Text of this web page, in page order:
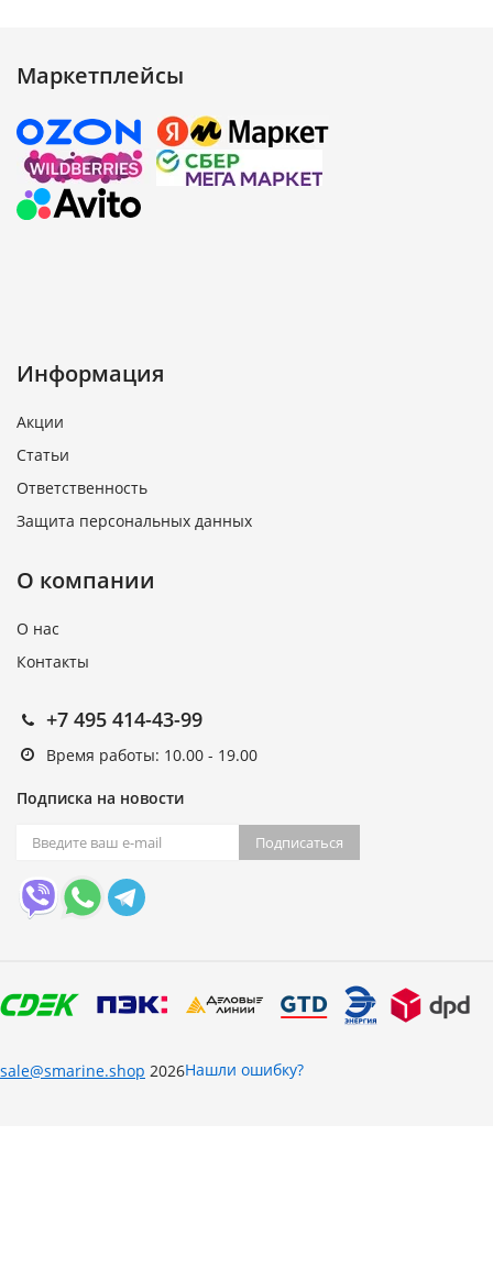
Маркетплейсы
Информация
Акции
Статьи
Ответственность
Защита персональных данных
О компании
О нас
Контакты
+7 495 414-43-99
Время работы: 10.00 - 19.00
Подписка на новости
Подписаться
sale@smarine.shop 2026Нашли ошибку?